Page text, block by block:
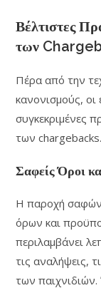
Βέλτιστες
των
Πέρα από την
κανονισμούς, οι
συγκεκριμένες
των chargebacks.
Σαφείς Όροι
Η παροχή
όρων και
περιλαμβάνει
τις αναλήψεις,
των